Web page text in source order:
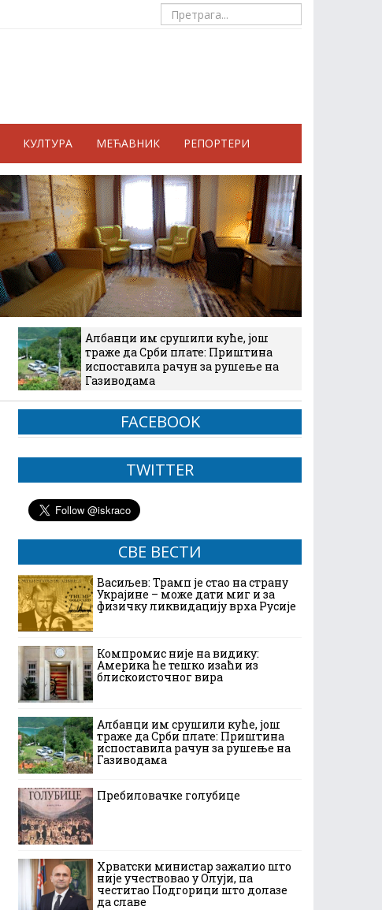
КУЛТУРА МЕЋАВНИК РЕПОРТЕРИ
Албанци им срушили куће, још
траже да Срби плате: Приштина
испоставила рачун за рушење на
Газиводама
FACEBOOK
TWITTER
СВЕ ВЕСТИ
Васиљев: Трамп је стао на страну
Украјине – може дати миг и за
физичку ликвидацију врха Русије
Компромис није на видику:
Америка ће тешко изаћи из
блискоисточног вира
Албанци им срушили куће, још
траже да Срби плате: Приштина
испоставила рачун за рушење на
Газиводама
Пребиловачке голубице
Хрватски министар зажалио што
није учествовао у Олуји, па
честитао Подгорици што долазе
да славе